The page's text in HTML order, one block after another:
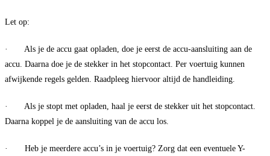
Let op:
· Als je de accu gaat opladen, doe je eerst de accu-aansluiting aan de
accu. Daarna doe je de stekker in het stopcontact. Per voertuig kunnen
afwijkende regels gelden. Raadpleeg hiervoor altijd de handleiding.
· Als je stopt met opladen, haal je eerst de stekker uit het stopcontact.
Daarna koppel je de aansluiting van de accu los.
· Heb je meerdere accu’s in je voertuig? Zorg dat een eventuele Y-